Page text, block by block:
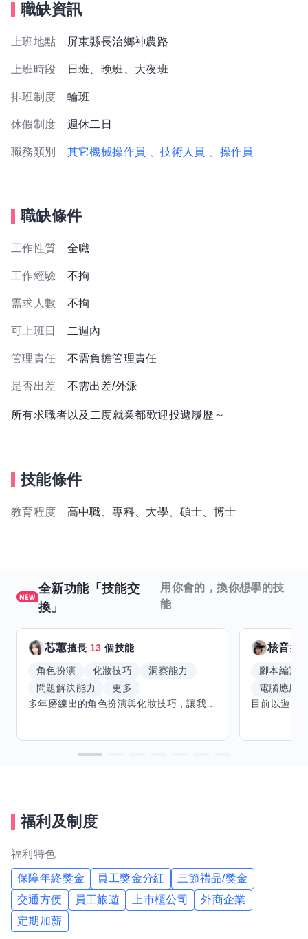
職缺資訊
上班地點 屏東縣長治鄉神農路
上班時段 日班、晚班、大夜班
排班制度 輪班
休假制度 週休二日
職務類別 其它機械操作員 、技術人員 、操作員
職缺條件
工作性質 全職
工作經驗 不拘
需求人數 不拘
可上班日 二週內
管理責任 不需負擔管理責任
是否出差 不需出差/外派
所有求職者以及二度就業都歡迎投遞履歷～
技能條件
教育程度 高中職、專科、大學、碩士、博士
全新功能「技能交
換」
用你會的，換你想學的技
能
芯蕙擅長 13 個技能
角色扮演 化妝技巧
洞察能力
問題解決能力
更多
核音擅
腳本編寫
電腦應用
福利及制度
福利特色
保障年終獎金 員工獎金分紅
三節禮品/獎金
交通方便
員工旅遊 上市櫃公司
外商企業
定期加薪